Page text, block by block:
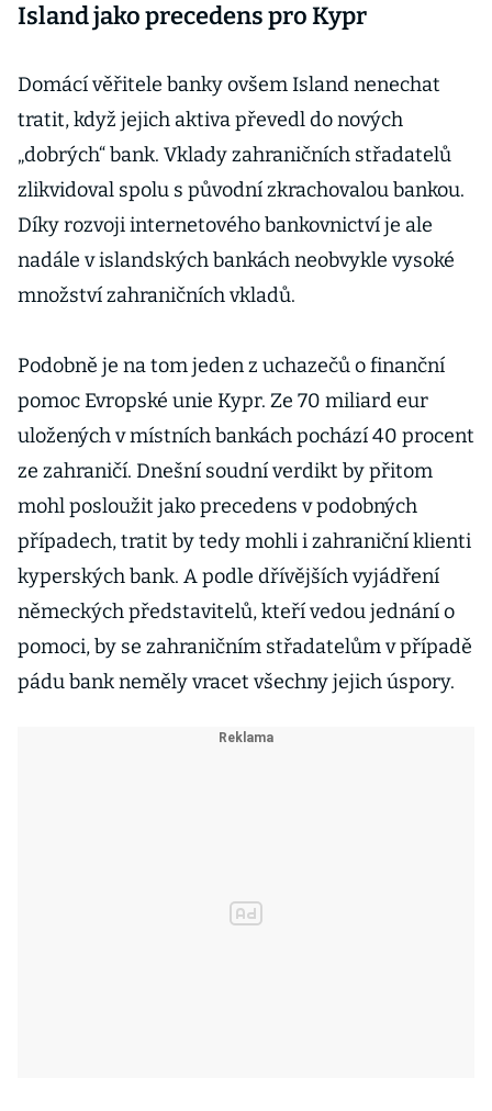
Island jako precedens pro Kypr
Domácí věřitele banky ovšem Island nenechat
tratit, když jejich aktiva převedl do nových
„dobrých“ bank. Vklady zahraničních střadatelů
zlikvidoval spolu s původní zkrachovalou bankou.
Díky rozvoji internetového bankovnictví je ale
nadále v islandských bankách neobvykle vysoké
množství zahraničních vkladů.
Podobně je na tom jeden z uchazečů o finanční
pomoc Evropské unie Kypr. Ze 70 miliard eur
uložených v místních bankách pochází 40 procent
ze zahraničí. Dnešní soudní verdikt by přitom
mohl posloužit jako precedens v podobných
případech, tratit by tedy mohli i zahraniční klienti
kyperských bank. A podle dřívějších vyjádření
německých představitelů, kteří vedou jednání o
pomoci, by se zahraničním střadatelům v případě
pádu bank neměly vracet všechny jejich úspory.